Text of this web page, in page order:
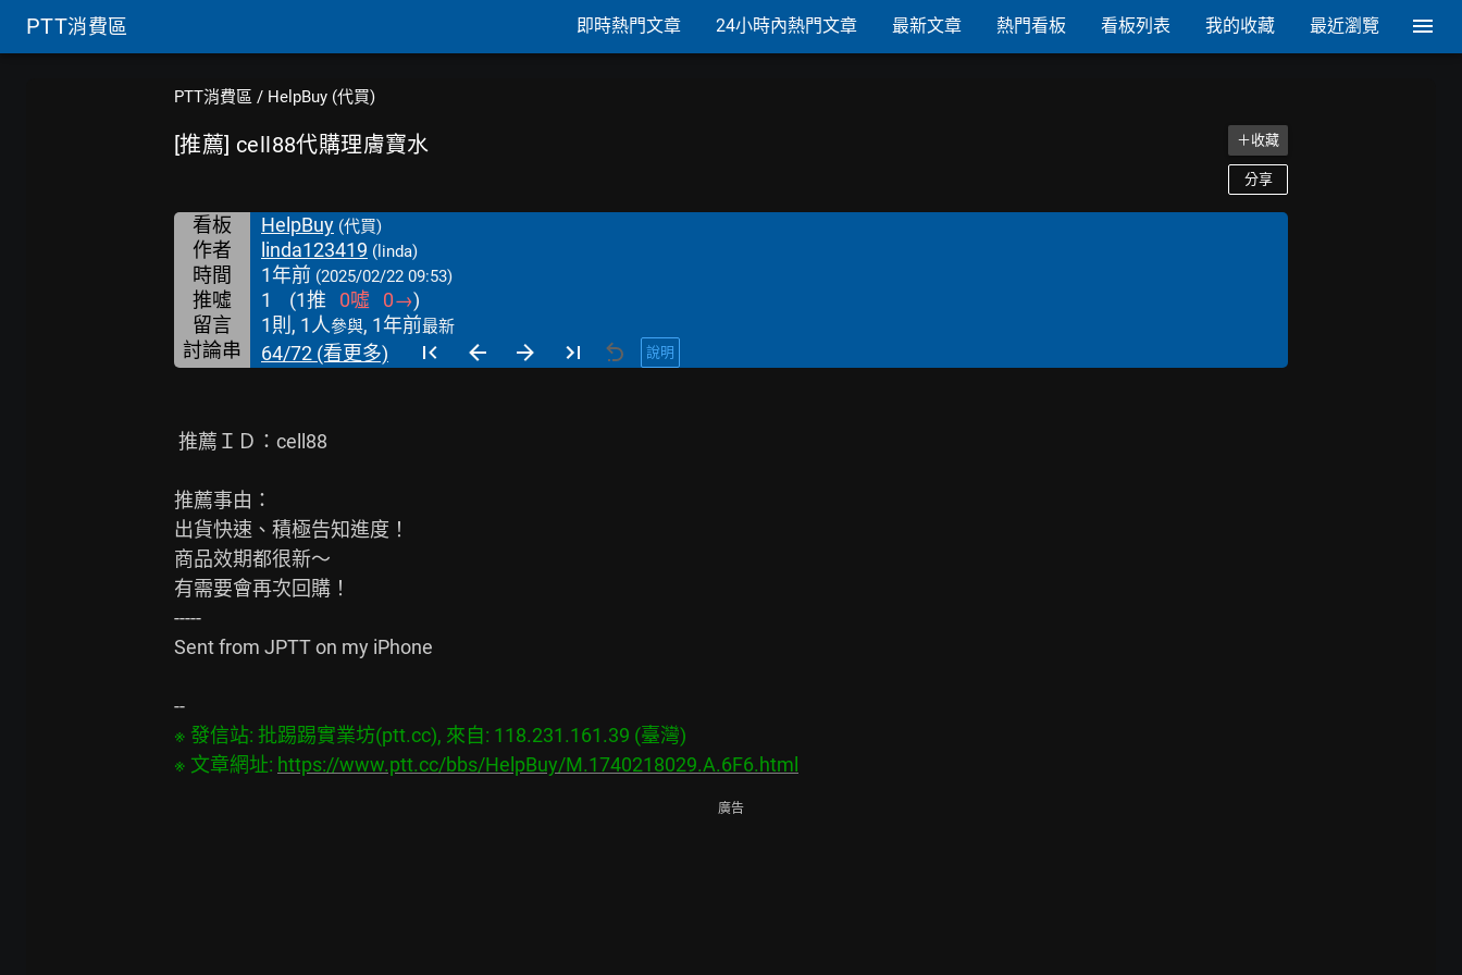
PTT消費區 即時熱門文章 24小時內熱門文章 最新文章 熱門看板 看板列表 我的收藏 最近瀏覽
PTT消費區 / HelpBuy (代買)
[推薦] cell88代購理膚寶水 ＋收藏
分享
看板 HelpBuy (代買)
作者 linda123419 (linda)
時間 1年前 (2025/02/22 09:53)
推噓 1 (1推 0噓 0→)
留言
1則, 1人參與, 1年前最新
討論串 64/72 (看更多) 說明
推薦事由：
出貨快速、積極告知進度！
商品效期都很新～
有需要會再次回購！
-----
Sent from JPTT on my iPhone
※ 發信站: 批踢踢實業坊(ptt.cc), 來自: 118.231.161.39 (臺灣)
※ 文章網址: https://www.ptt.cc/bbs/HelpBuy/M.1740218029.A.6F6.html
廣告